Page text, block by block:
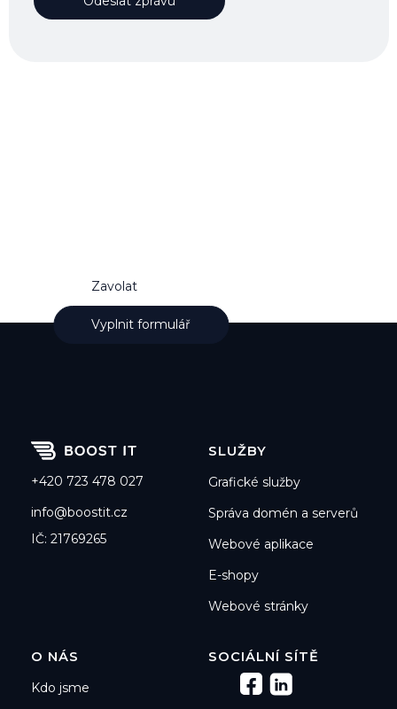
Zavolat
Vyplnit formulář
+420 723 478 027
info@boostit.cz
IČ: 21769265
SLUŽBY
Grafické služby
Správa domén a serverů
Webové aplikace
E-shopy
Webové stránky
O NÁS
Kdo jsme
SOCIÁLNÍ SÍTĚ